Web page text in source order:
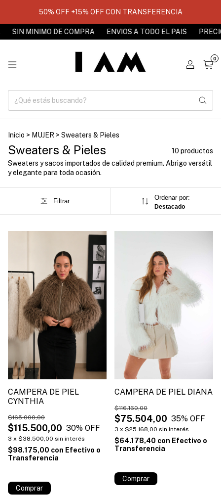
50% OFF +15% OFF CON TRANSFERENCIA
SIN MINIMO DE COMPRA ENVIOS A TODO EL PAIS PRECIOS
0
Inicio > MUJER > Sweaters & Pieles
Sweaters & Pieles
10 productos
Sweaters y sacos importados de calidad premium. Abrigo versátil
y elegante para toda ocasión.
Filtrar Ordenar por:
Destacado
CAMPERA DE PIEL
CYNTHIA
$115.500,00
$165.000,00
30% OFF
3 x $38.500,00 sin interés
$98.175,00 con Efectivo o
Transferencia
Comprar
CAMPERA DE PIEL DIANA
$75.504,00
$116.160,00
35% OFF
3 x $25.168,00 sin interés
$64.178,40 con Efectivo o
Transferencia
Comprar